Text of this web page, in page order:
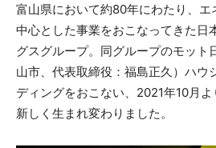
富山県において約80年にわたり、エ
中心とした事業をおこなってきた日
グスグループ。同グループのモット
山市、代表取締役：福島正久）ハウ
ディングをおこない、2021年10月
新しく生まれ変わりました。